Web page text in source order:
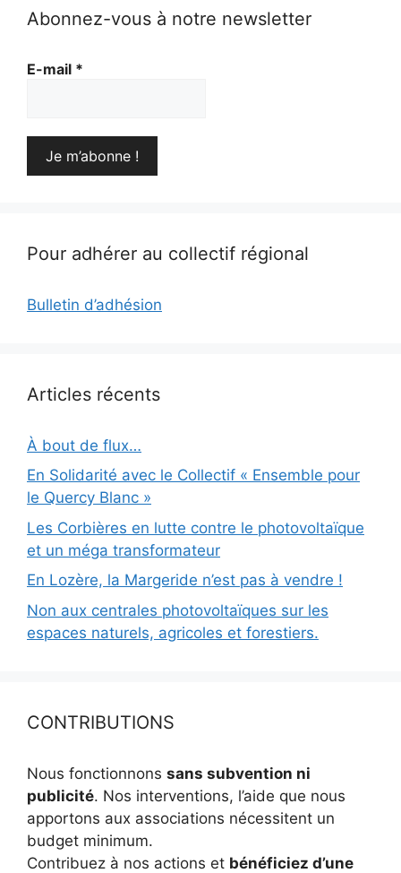
Abonnez-vous à notre newsletter
E-mail *
Pour adhérer au collectif régional
Bulletin d’adhésion
Articles récents
À bout de flux…
En Solidarité avec le Collectif « Ensemble pour
le Quercy Blanc »
Les Corbières en lutte contre le photovoltaïque
et un méga transformateur
En Lozère, la Margeride n’est pas à vendre !
Non aux centrales photovoltaïques sur les
espaces naturels, agricoles et forestiers.
CONTRIBUTIONS
Nous fonctionnons sans subvention ni
publicité. Nos interventions, l’aide que nous
apportons aux associations nécessitent un
budget minimum.
Contribuez à nos actions et bénéficiez d’une